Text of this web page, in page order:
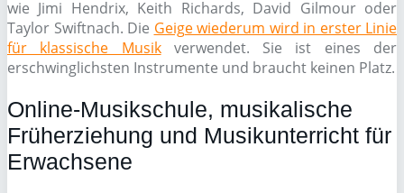
wie Jimi Hendrix, Keith Richards, David Gilmour oder
Taylor Swiftnach. Die Geige wiederum wird in erster Linie
für klassische Musikverwendet. Sie ist eines der
erschwinglichsten Instrumente und braucht keinen Platz.
Online-Musikschule, musikalische
Früherziehung und Musikunterricht für
Erwachsene